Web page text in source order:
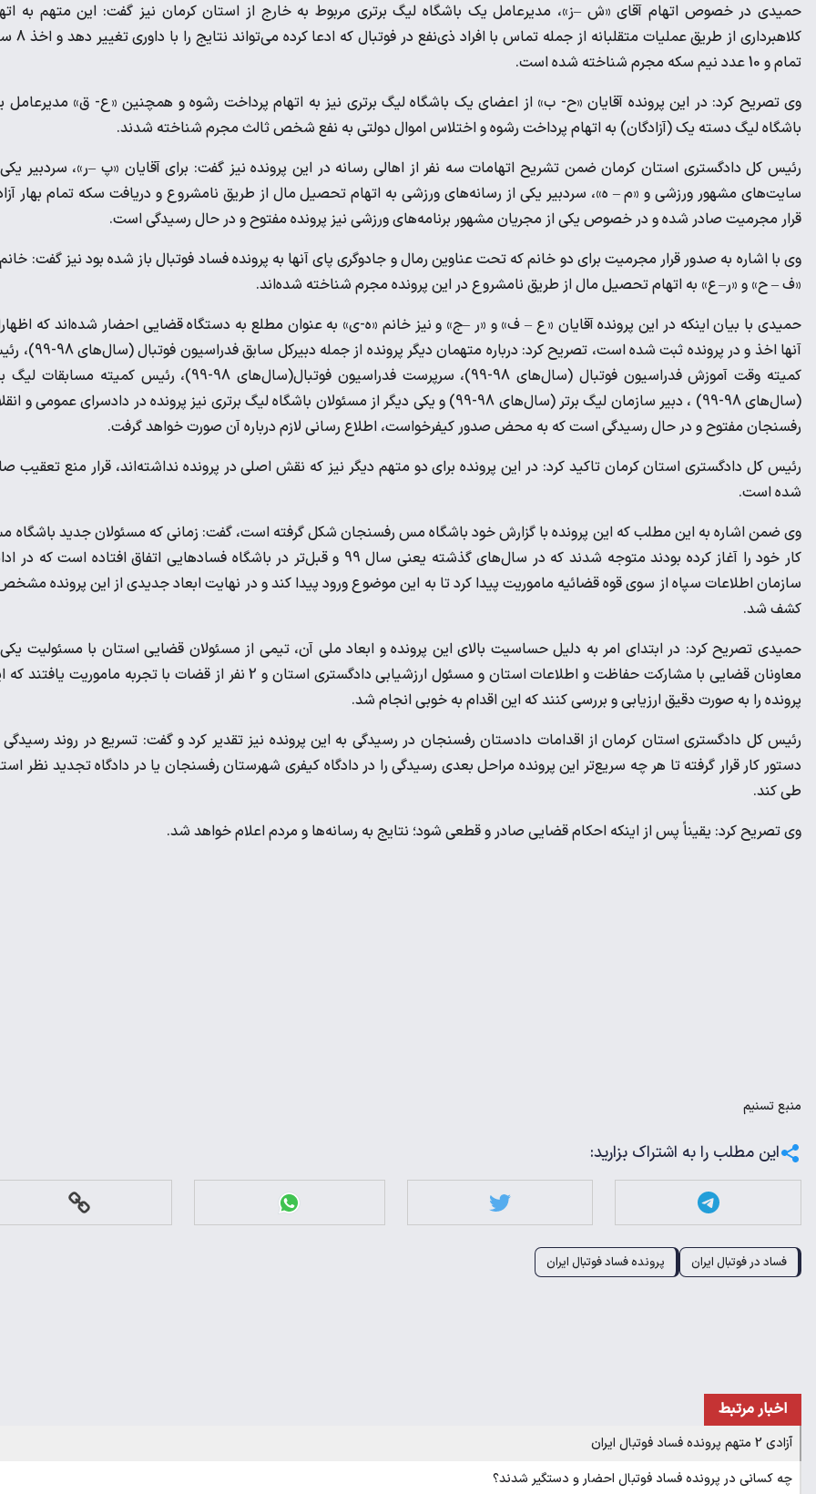
حمیدی در خصوص اتهام آقای «ش –ز»، مدیرعامل یک باشگاه لیگ برتری مربوط به خارج از استان کرمان نیز گفت: این متهم به
کلاهبرداری از طریق عملیات متقلبانه از جمله تماس با
تمام و 10 عدد نیم سکه مجرم شناخته شده است.
وی تصریح کرد: در این پرونده آقایان «ح- ب» از اعضای یک باشگاه لیگ برتری نیز به اتهام پرداخت رشوه و همچنین «ع- ق» مدیرعامل
باشگاه لیگ دسته یک (آزادگان) به اتهام پرداخت رشوه و اختلاس اموال دولتی به نفع شخص ثالث مجرم شناخته شدند.
رئیس کل دادگستری استان کرمان ضمن تشریح اتهامات سه نفر از اهالی رسانه در این پرونده نیز گفت: برای آقایان «پ –ر»، سردبیر یکی
سایت‌های مشهور ورزشی و «م – ه»، سردبیر یکی از رسانه‌های ورزشی به اتهام تحصیل مال از طریق نامشروع و دریافت سکه تمام بهار
قرار مجرمیت صادر شده و در خصوص یکی از مجریان مشهور برنامه‌های ورزشی نیز پرونده مفتوح و در حال رسیدگی است.
وی با اشاره به صدور قرار مجرمیت برای دو خانم که تحت عناوین رمال و جادوگری پای آنها به پرونده فساد فوتبال باز شده بود نیز گفت:
«ف – ح» و «ر–ع» به اتهام تحصیل مال از طریق نامشروع در این پرونده مجرم شناخته شده‌اند.
حمیدی با بیان اینکه در این پرونده آقایان «ع – ف» و «ر –ج» و نیز خانم «ه-ی» به عنوان مطلع به دستگاه قضایی احضار شده‌اند که
آنها اخذ و در پرونده ثبت شده است، تصریح کرد: درباره متهمان دیگر پرونده از جمله
کمیته وقت آموزش فدراسیون فوتبال (سال‌های 98-99)، سرپرست فدراسیون فوتبال(سال‌های 98-99)، رئیس کمیته
(سال‌های 98-99) ، دبیر سازمان لیگ برتر (سال‌های 98-99) و یکی دیگر از مسئولان باشگاه لیگ برتری نیز پرونده در دادسرای عمومی و
رفسنجان مفتوح و در حال رسیدگی است که به محض صدور کیفرخواست، اطلاع رسانی لازم درباره آن صورت خواهد گرفت.
رئیس کل دادگستری استان کرمان تاکید کرد: در این پرونده برای دو متهم دیگر نیز که نقش اصلی در پرونده نداشته‌اند، قرار منع تعقیب
شده است.
وی ضمن اشاره به این مطلب که این پرونده با گزارش خود باشگاه مس رفسنجان شکل گرفته است، گفت: زمانی که مسئولان جدید باشگاه
کار خود را آغاز کرده بودند متوجه شدند که در سال‌های گذشته یعنی سال 99 و قبل‌تر در باشگاه فساد‌هایی اتفاق افتاده است که
سازمان اطلاعات سپاه از سوی قوه قضائیه ماموریت پیدا کرد تا به این موضوع ورود پیدا کند و در نهایت ابعاد جدیدی از این پرونده
کشف شد.
حمیدی تصریح کرد: در ابتدای امر به دلیل حساسیت بالای این پرونده و ابعاد ملی آن، تیمی از مسئولان قضایی استان با مسئولیت یکی
معاونان قضایی با مشارکت حفاظت و اطلاعات استان و مسئول ارزشیابی دادگستری استان و 2 نفر از قضات با تجربه ماموریت
پرونده را به صورت دقیق ارزیابی و بررسی کنند که این اقدام به خوبی انجام شد.
رئیس کل دادگستری استان کرمان از اقدامات دادستان رفسنجان در رسیدگی به این پرونده نیز تقدیر کرد و گفت: تسریع در روند رسیدگی
دستور کار قرار گرفته تا هر چه سریع‌تر این پرونده مراحل بعدی رسیدگی را در دادگاه کیفری شهرستان رفسنجان یا در دادگاه تجدید نظر
طی کند.
وی تصریح کرد: یقیناً پس از اینکه احکام قضایی صادر و قطعی شود؛ نتایج به رسانه‌ها و مردم اعلام خواهد شد.
منبعتسنیم
این مطلب را به اشتراک بزارید:
فساد در فوتبال ایران پرونده فساد فوتبال ایران
اخبار مرتبط
آزادی 2 متهم پرونده فساد فوتبال ایران
چه کسانی در پرونده فساد فوتبال احضار و دستگیر شدند؟